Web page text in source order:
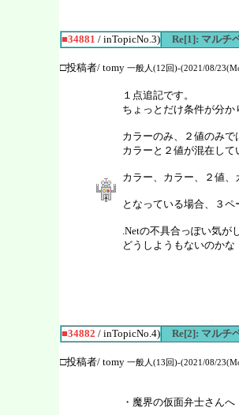
■34881 / inTopicNo.3)
Re[1]: マルチ
□投稿者/ tomy 一般人(12回)-(2021/08/
１点追記です。
ちょっとだけ条件が分か
カラーのみ、２値のみで
カラーと２値が混在して
カラー、カラー、２値、
となっている場合、３
.Netの不具合っぽい気が
どうしようもないのかな
■34882 / inTopicNo.4)
Re[2]: マルチ
□投稿者/ tomy 一般人(13回)-(2021/08/
・魔界の仮面弁士さんへ